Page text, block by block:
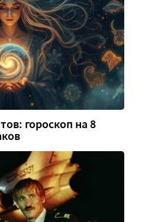
гороскоп на 8